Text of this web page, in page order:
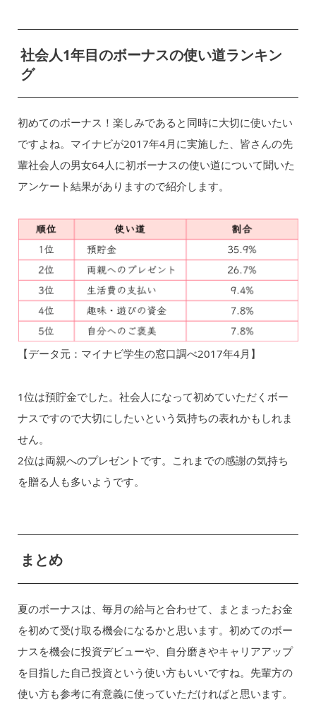
社会人1年目のボーナスの使い道ランキン
グ
初めてのボーナス！楽しみであると同時に大切に使いたい
ですよね。マイナビが2017年4月に実施した、皆さんの先
輩社会人の男女64人に初ボーナスの使い道について聞いた
アンケート結果がありますので紹介します。
【データ元：マイナビ学生の窓口調べ2017年4月】
1位は預貯金でした。社会人になって初めていただくボー
ナスですので大切にしたいという気持ちの表れかもしれま
せん。
2位は両親へのプレゼントです。これまでの感謝の気持ち
を贈る人も多いようです。
まとめ
夏のボーナスは、毎月の給与と合わせて、まとまったお金
を初めて受け取る機会になるかと思います。初めてのボー
ナスを機会に投資デビューや、自分磨きやキャリアアップ
を目指した自己投資という使い方もいいですね。先輩方の
使い方も参考に有意義に使っていただければと思います。